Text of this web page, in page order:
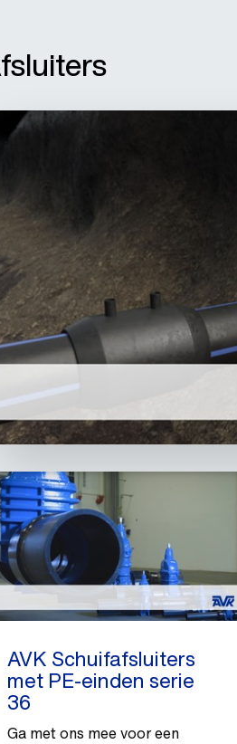
Afsluiters
AVK Schuifafsluiters
met PE-einden serie
36
Ga met ons mee voor een